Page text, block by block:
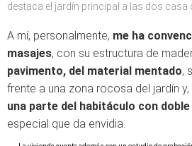
destaca el jardín principal a las dos casa
A mí, personalmente, me ha
masajes, con su estructura de
pavimento, del material mentado,
frente a una zona rocosa del jardín
una parte del habitáculo con
especial que da envidia.